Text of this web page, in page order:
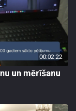
00:02:22
un mērīšanu